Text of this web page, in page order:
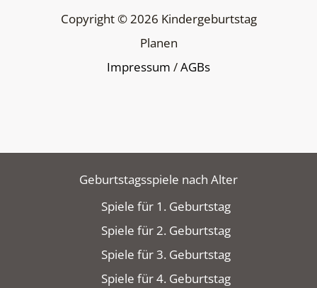
Copyright © 2026 Kindergeburtstag
Planen
Impressum /AGBs
Geburtstagsspiele nach Alter
Spiele für 1. Geburtstag
Spiele für 2. Geburtstag
Spiele für 3. Geburtstag
Spiele für 4. Geburtstag